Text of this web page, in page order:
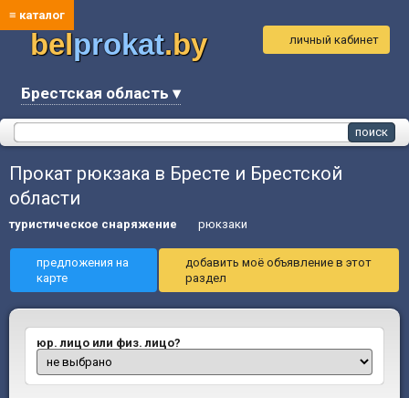
≡ каталог
belprokat.by
Брестская область ▾
личный кабинет
Прокат рюкзака в Бресте и Брестской
области
туристическое снаряжение рюкзаки
предложения на
карте
добавить моё объявление в этот
раздел
юр. лицо или физ. лицо?